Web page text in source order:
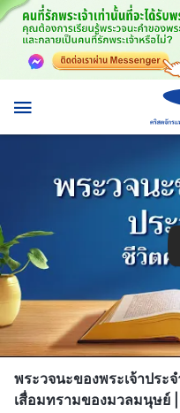
พระวจนะของพระเจ้าประ
เสื่อมทรามของมวลมนุษย์